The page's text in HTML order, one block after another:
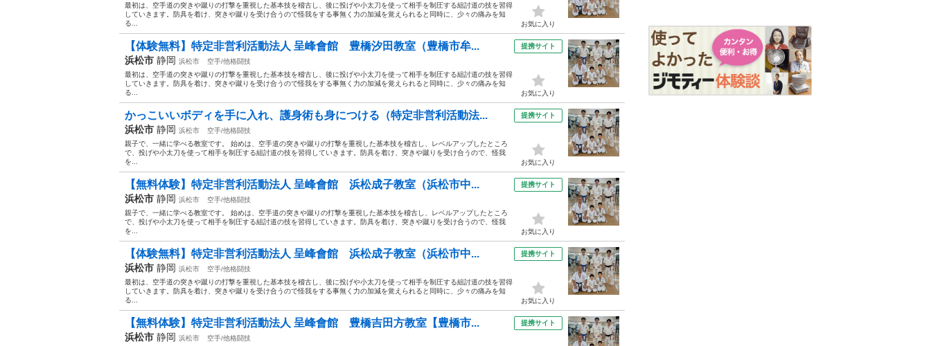
最初は、空手道の突きや蹴りの打撃を重視した基本技を稽古し、後に投げや小太刀を使って相手を制圧する組討道の技を習得
していきます。防具を着け、突きや蹴りを受け合うので怪我をする事無く力の加減を覚えられると同時に、少々の痛みを知
る...
お気に入り
【体験無料】特定非営利活動法人 呈峰會館 豊橋汐田教室（豊橋市牟...
浜松市 静岡 浜松市
空手/他格闘技
最初は、空手道の突きや蹴りの打撃を重視した基本技を稽古し、後に投げや小太刀を使って相手を制圧する組討道の技を習得
していきます。防具を着け、突きや蹴りを受け合うので怪我をする事無く力の加減を覚えられると同時に、少々の痛みを知
る...
提携サイト
お気に入り
かっこいいボディを手に入れ、護身術も身につける（特定非営利活動法...
浜松市 静岡 浜松市
空手/他格闘技
親子で、一緒に学べる教室です。 始めは、空手道の突きや蹴りの打撃を重視した基本技を稽古し、レベルアップしたところ
で、投げや小太刀を使って相手を制圧する組討道の技を習得していきます。防具を着け、突きや蹴りを受け合うので、怪我
を...
提携サイト
お気に入り
【無料体験】特定非営利活動法人 呈峰會館 浜松成子教室（浜松市中...
浜松市 静岡 浜松市
空手/他格闘技
親子で、一緒に学べる教室です。 始めは、空手道の突きや蹴りの打撃を重視した基本技を稽古し、レベルアップしたところ
で、投げや小太刀を使って相手を制圧する組討道の技を習得していきます。防具を着け、突きや蹴りを受け合うので、怪我
を...
提携サイト
お気に入り
【体験無料】特定非営利活動法人 呈峰會館 浜松成子教室（浜松市中...
浜松市 静岡 浜松市
空手/他格闘技
最初は、空手道の突きや蹴りの打撃を重視した基本技を稽古し、後に投げや小太刀を使って相手を制圧する組討道の技を習得
していきます。防具を着け、突きや蹴りを受け合うので怪我をする事無く力の加減を覚えられると同時に、少々の痛みを知
る...
提携サイト
お気に入り
【無料体験】特定非営利活動法人 呈峰會館 豊橋吉田方教室【豊橋市...
浜松市 静岡 浜松市
空手/他格闘技
提携サイト